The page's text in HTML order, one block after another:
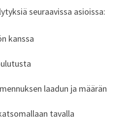
seuraavissa asioissa:
kanssa
laadun ja määrän
tavalla